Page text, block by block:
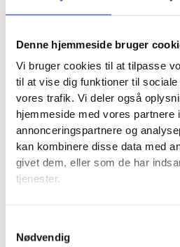
Denne hjemmeside bruger
Vi bruger cookies til at tilpasse
til at vise dig funktioner til
vores trafik. Vi deler også
hjemmeside med vores partnere
annonceringspartnere og
kan kombinere disse data med
givet dem, eller som de har
tjenester.
Nødvendig
Broderkits
Istex strikkegarn